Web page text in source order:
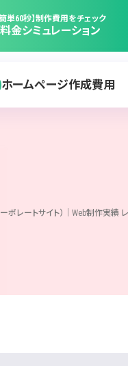
簡単60秒】制作費用をチェック
料金シミュレーション
ホームページ作成費用
ーポレートサイト）｜Web制作実績